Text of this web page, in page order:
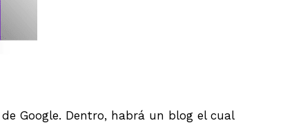
Google. Dentro, habrá un blog el cual